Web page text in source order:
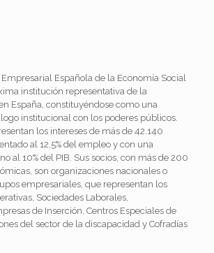
Española de la Economía Social
institución representativa de la
España, constituyéndose como una
institucional con los poderes públicos.
los intereses de más de 42.140
al 12,5% del empleo y con una
al 10% del PIB. Sus socios, con más de 200
son organizaciones nacionales o
empresariales, que representan los
Sociedades Laborales,
de Inserción, Centros Especiales de
del sector de la discapacidad y Cofradías